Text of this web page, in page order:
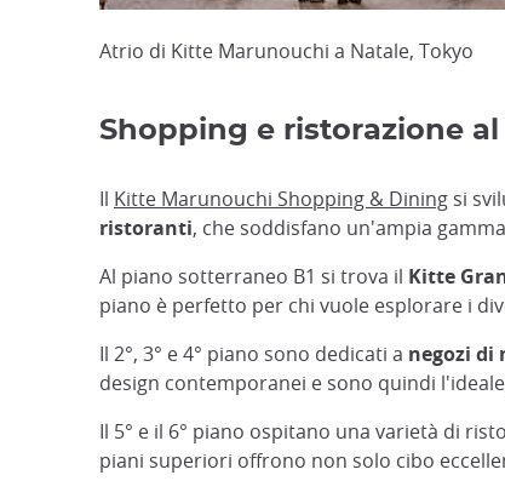
Atrio di Kitte Marunouchi a Natale, Tokyo
Shopping e ristorazione
Il Kitte Marunouchi Shopping & Dining si
ristoranti, che soddisfano un'ampia
Al piano sotterraneo B1 si trova il Kitte
piano è perfetto per chi vuole esplorare i
Il 2°, 3° e 4° piano sono dedicati a negozi di
design contemporanei e sono quindi
Il 5° e il 6° piano ospitano una varietà di
piani superiori offrono non solo cibo